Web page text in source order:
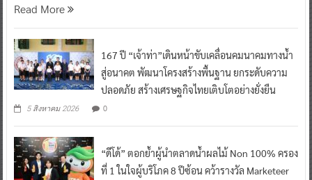
Read More
167 ปี “เจ้าท่า”เดินหน้าขับเคลื่อนคมนาคมทางน้ำ
สู่อนาคต พัฒนาโครงสร้างพื้นฐาน ยกระดับความ
ปลอดภัย สร้างเศรษฐกิจไทยเติบโตอย่างยั่งยืน
5 สิงหาคม 2026 0
“ดีโด้” ตอกย้ำผู้นำตลาดน้ำผลไม้ Non 100% ครอง
ที่ 1 ในใจผู้บริโภค 8 ปีซ้อน คว้ารางวัล Marketeer